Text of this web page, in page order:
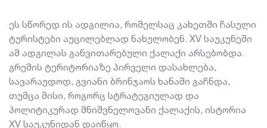
ეს სწორედ ის ადგილია, რომელსაც კახეთში ჩასული
ტურისტები აუცილებლად ნახულობენ. XV საუკუნეში
ამ ადგილას განვითარებული ქალაქი არსებობდა.
გრემის ტერიტორიაზე პირველი დასახლება,
სავარაუდოდ, გვიანი ბრინჯაოს ხანაში გაჩნდა,
თუმცა მისი, როგორც სტრატეგიულად და
პოლიტიკურად მნიშვნელოვანი ქალაქის, ისტორია
XV საუკუნიდან დაიწყო.